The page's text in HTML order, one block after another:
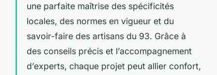
une parfaite maîtrise des spécificités
locales, des normes en vigueur et du
savoir-faire des artisans du 93. Grâce à
des conseils précis et l’accompagnement
d’experts, chaque projet peut allier confort,